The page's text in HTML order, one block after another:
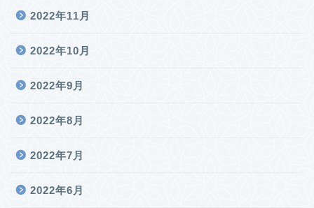
2022年11月
2022年10月
2022年9月
2022年8月
2022年7月
2022年6月